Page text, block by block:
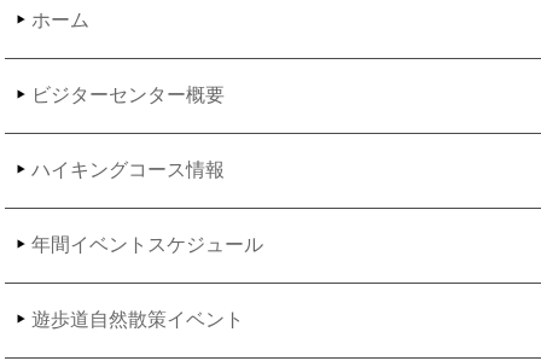
ホーム
ビジターセンター概要
ハイキングコース情報
年間イベントスケジュール
遊歩道自然散策イベント